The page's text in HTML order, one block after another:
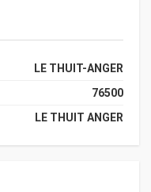
LE THUIT-ANGER
76500
LE THUIT ANGER